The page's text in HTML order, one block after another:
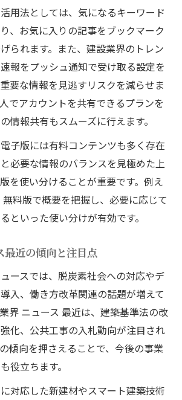
用法としては、気になるキーワード
、お気に入りの記事をブックマーク
られます。また、建設業界のトレン
報をプッシュ通知で受け取る設定を
要な情報を見逃すリスクを減らせま
でアカウントを共有できるプランを
情報共有もスムーズに行えます。
子版には有料コンテンツも多く存在
必要な情報のバランスを見極めた上
を使い分けることが重要です。例え
料版で概要を把握し、必要に応じて
といった使い分けが有効です。
最近の傾向と注目点
ースでは、脱炭素社会への対応やデ
入、働き方改革関連の話題が増えて
界 ニュース 最近は、建築基準法の改
化、公共工事の入札動向が注目され
傾向を押さえることで、今後の事業
役立ちます。
対応した新建材やスマート建築技術